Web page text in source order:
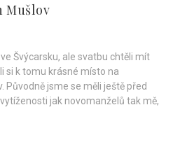
Mušlov
Švýcarsku, ale svatbu chtěli mít
si k tomu krásné místo na
Původně jsme se měli ještě před
jak novomanželů tak mě,